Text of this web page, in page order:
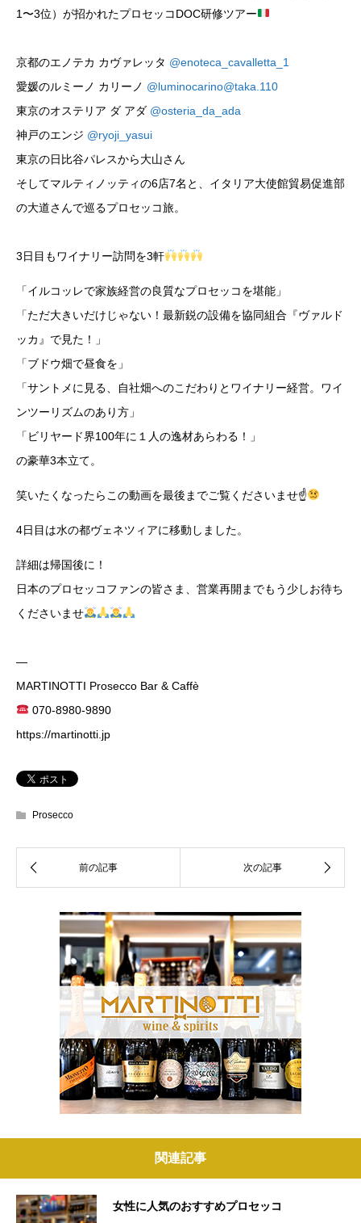
1〜3位）が招かれたプロセッコDOC研修ツアー
京都のエノテカ カヴァレッタ @enoteca_cavalletta_1
愛媛のルミーノ カリーノ @luminocarino@taka.110
東京のオステリア ダ アダ @osteria_da_ada
神戸のエンジ @ryoji_yasui
東京の日比谷パレスから大山さん
そしてマルティノッティの6店7名と、イタリア大使館貿易促進部
の大道さんで巡るプロセッコ旅。
3日目もワイナリー訪問を3軒
「イルコッレで家族経営の良質なプロセッコを堪能」
「ただ大きいだけじゃない！最新鋭の設備を協同組合『ヴァルド
ッカ』で見た！」
「ブドウ畑で昼食を」
「サントメに見る、自社畑へのこだわりとワイナリー経営。ワイ
ンツーリズムのあり方」
「ビリヤード界100年に１人の逸材あらわる！」
の豪華3本立て。
笑いたくなったらこの動画を最後までご覧くださいませ☝
4日目は水の都ヴェネツィアに移動しました。
詳細は帰国後に！
日本のプロセッコファンの皆さま、営業再開までもう少しお待ち
くださいませ
—
MARTINOTTI Prosecco Bar & Caffè
070-8980-9890
https://martinotti.jp
Prosecco
関連記事
女性に人気のおすすめプロセッコ